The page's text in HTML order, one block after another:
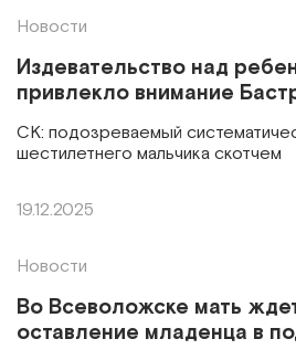
Новости
Издевательство над
привлекло внимание
СК: подозреваемый
шестилетнего мальчика скотчем
19.12.2025
Новости
Во Всеволожске мать
оставление младенца в